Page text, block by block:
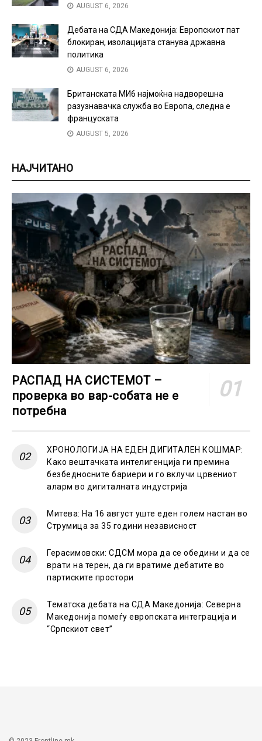
AUGUST 6, 2026
Дебата на СДА Македонија: Европскиот пат
блокиран, изолацијата станува државна
политика
AUGUST 6, 2026
Британската МИ6 најмоќна надворешна
разузнавачка служба во Европа, следна е
француската
AUGUST 5, 2026
НАЈЧИТАНО
РАСПАД НА СИСТЕМОТ –
проверка во вар-собата не е
потребна
ХРОНОЛОГИЈА НА ЕДЕН ДИГИТАЛЕН КОШМАР:
Како вештачката интелигенција ги премина
безбедносните бариери и го вклучи црвениот
аларм во дигиталната индустрија
Митева: На 16 август уште еден голем настан во
Струмица за 35 години независност
Герасимовски: СДСМ мора да се обедини и да се
врати на терен, да ги вратиме дебатите во
партиските простори
Тематска дебата на СДА Македонија: Северна
Македонија помеѓу европската интеграција и
“Српскиот свет”